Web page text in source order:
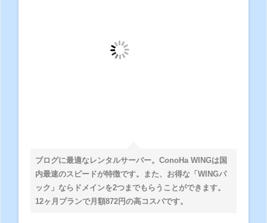
ブログに最適なレンタルサーバー。ConoHa WINGは国
内最速のスピードが特徴です。また、お得な「WINGパ
ック」ならドメインを2つまでもらうことができます。
12ヶ月プランで月額872円の高コスパです。